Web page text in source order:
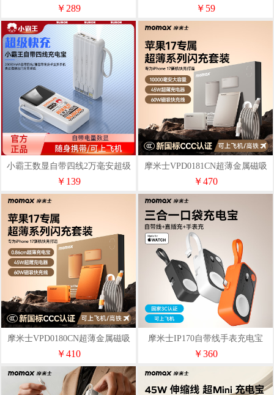
套装出行版端午节
￥289
摩捶礼品套装DAL1338
￥59
小霸王数显自带四线2万毫安超级
快充充电宝CD355
￥139
摩米士VPD0181CN超薄金属磁吸
快充套装10000mAh
￥470
摩米士VPD0180CN超薄金属磁吸
快充套装5000mAh
￥410
摩米士IP170自带线手表充电宝
USB-C版5000mAh
￥360